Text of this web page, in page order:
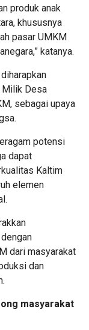
produk anak
khususnya
pasar UMKM
katanya.
Milik Desa
sebagai upaya
potensi
dapat
Kaltim
elemen
dari masyarakat
dan
masyarakat